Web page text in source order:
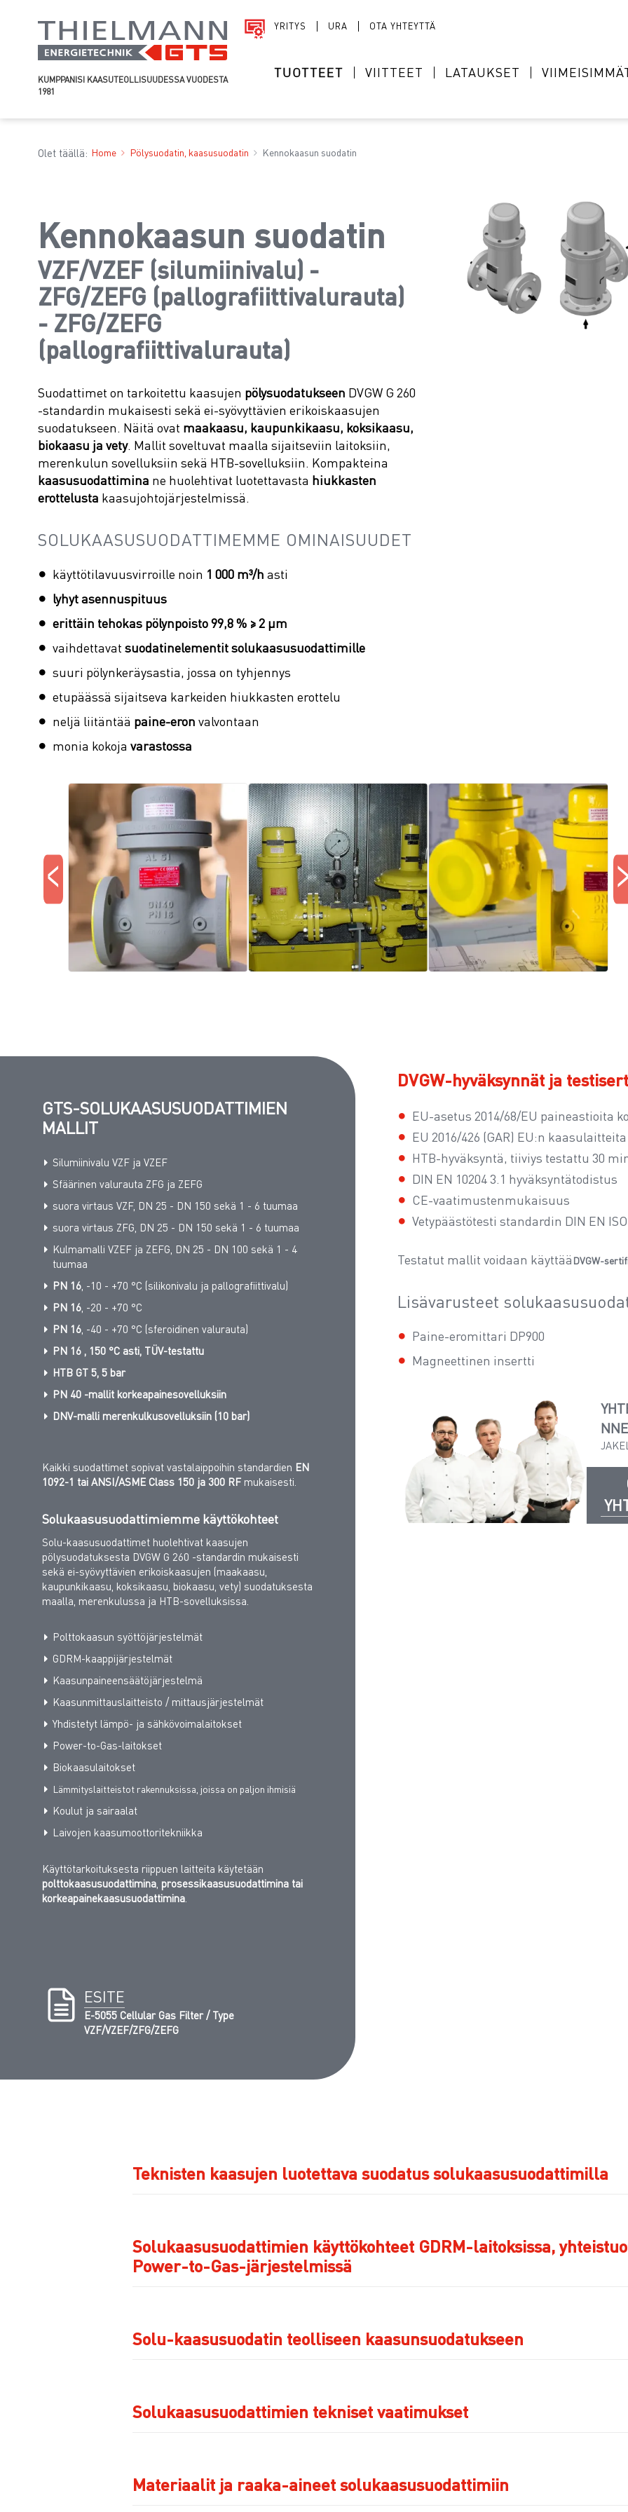
KUMPPANISI KAASUTEOLLISUUDESSA VUODESTA
1981
YRITYS URA OTA YHTEYTTÄ
TUOTTEET VIITTEET LATAUKSET
Olet täällä: Home Pölysuodatin, kaasusuodatin Kennokaasun suodatin
Kennokaasun suodatin
VZF/VZEF (silumiinivalu) -
ZFG/ZEFG (pallografiittivalurauta)
- ZFG/ZEFG
(pallografiittivalurauta)
Suodattimet on tarkoitettu kaasujen pölysuodatukseen DVGW G 260
-standardin mukaisesti sekä ei-syövyttävien erikoiskaasujen
suodatukseen. Näitä ovat maakaasu, kaupunkikaasu, koksikaasu,
biokaasu ja vety. Mallit soveltuvat maalla sijaitseviin laitoksiin,
merenkulun sovelluksiin sekä HTB-sovelluksiin. Kompakteina
kaasusuodattimina ne huolehtivat luotettavasta hiukkasten
erottelusta kaasujohtojärjestelmissä.
SOLUKAASUSUODATTIMEMME OMINAISUUDET
käyttötilavuusvirroille noin 1 000 m³/h asti
lyhyt asennuspituus
erittäin tehokas pölynpoisto 99,8 % ≥ 2 µm
vaihdettavat suodatinelementitsolukaasusuodattimille
suuri pölynkeräysastia, jossa on tyhjennys
etupäässä sijaitseva karkeiden hiukkasten erottelu
neljä liitäntää paine-eron valvontaan
monia kokoja varastossa
< >
GTS-SOLUKAASUSUODATTIMIEN
MALLIT
Silumiinivalu VZF ja VZEF
Sfäärinen valurauta ZFG ja ZEFG
suora virtaus VZF, DN 25 - DN 150 sekä 1 - 6 tuumaa
suora virtaus ZFG, DN 25 - DN 150 sekä 1 - 6 tuumaa
Kulmamalli VZEF ja ZEFG, DN 25 - DN 100 sekä 1 - 4
tuumaa
PN 16 , -10 - +70 °C (silikonivalu ja pallografiittivalu)
PN 16 , -20 - +70 °C
PN 16 , -40 - +70 °C (sferoidinen valurauta)
PN 16 , 150 °C asti, TÜV-testattu
HTB GT 5, 5 bar
PN 40 -mallit korkeapainesovelluksiin
DNV-malli merenkulkusovelluksiin (10 bar)
Kaikki suodattimet sopivat vastalaippoihin standardien EN
1092-1 tai ANSI/ASME Class 150 ja 300 RF mukaisesti.
Solukaasusuodattimiemme käyttökohteet
Solu-kaasusuodattimet huolehtivat kaasujen
pölysuodatuksesta DVGW G 260 -standardin mukaisesti
sekä ei-syövyttävien erikoiskaasujen (maakaasu,
kaupunkikaasu, koksikaasu, biokaasu, vety) suodatuksesta
maalla, merenkulussa ja HTB-sovelluksissa.
Polttokaasun syöttöjärjestelmät
GDRM-kaappijärjestelmät
Kaasunpaineensäätöjärjestelmä
Kaasunmittauslaitteisto / mittausjärjestelmät
Yhdistetyt lämpö- ja sähkövoimalaitokset
Power-to-Gas-laitokset
Biokaasulaitokset
Lämmityslaitteistot rakennuksissa, joissa on paljon ihmisiä
Koulut ja sairaalat
Laivojen kaasumoottoritekniikka
Käyttötarkoituksesta riippuen laitteita käytetään
polttokaasusuodattimina prosessikaasusuodattimina tai
korkeapainekaasusuodattimina
ESITE
E-5055 Cellular Gas Filter / Type
VZF/VZEF/ZFG/ZEFG
DVGW-hyväksynnät ja
EU-asetus 2014/68/EU paineastioita
EU 2016/426 (GAR) EU:n
HTB-hyväksyntä, tiiviys testattu 30
DIN EN 10204 3.1 hyväksyntätodistus
CE-vaatimustenmukaisuus
Vetypäästötesti standardin DIN EN
Testatut mallit voidaan käyttää DVGW-
Lisävarusteet
Paine-eromittari DP900
Magneettinen insertti
NNE
Teknisten kaasujen luotettava suodatus solukaasusuodattimilla
Solukaasusuodattimien käyttökohteet GDRM-laitoksissa,
Power-to-Gas-järjestelmissä
Solu-kaasusuodatin teolliseen kaasunsuodatukseen
Solukaasusuodattimien tekniset vaatimukset
Materiaalit ja raaka-aineet solukaasusuodattimiin